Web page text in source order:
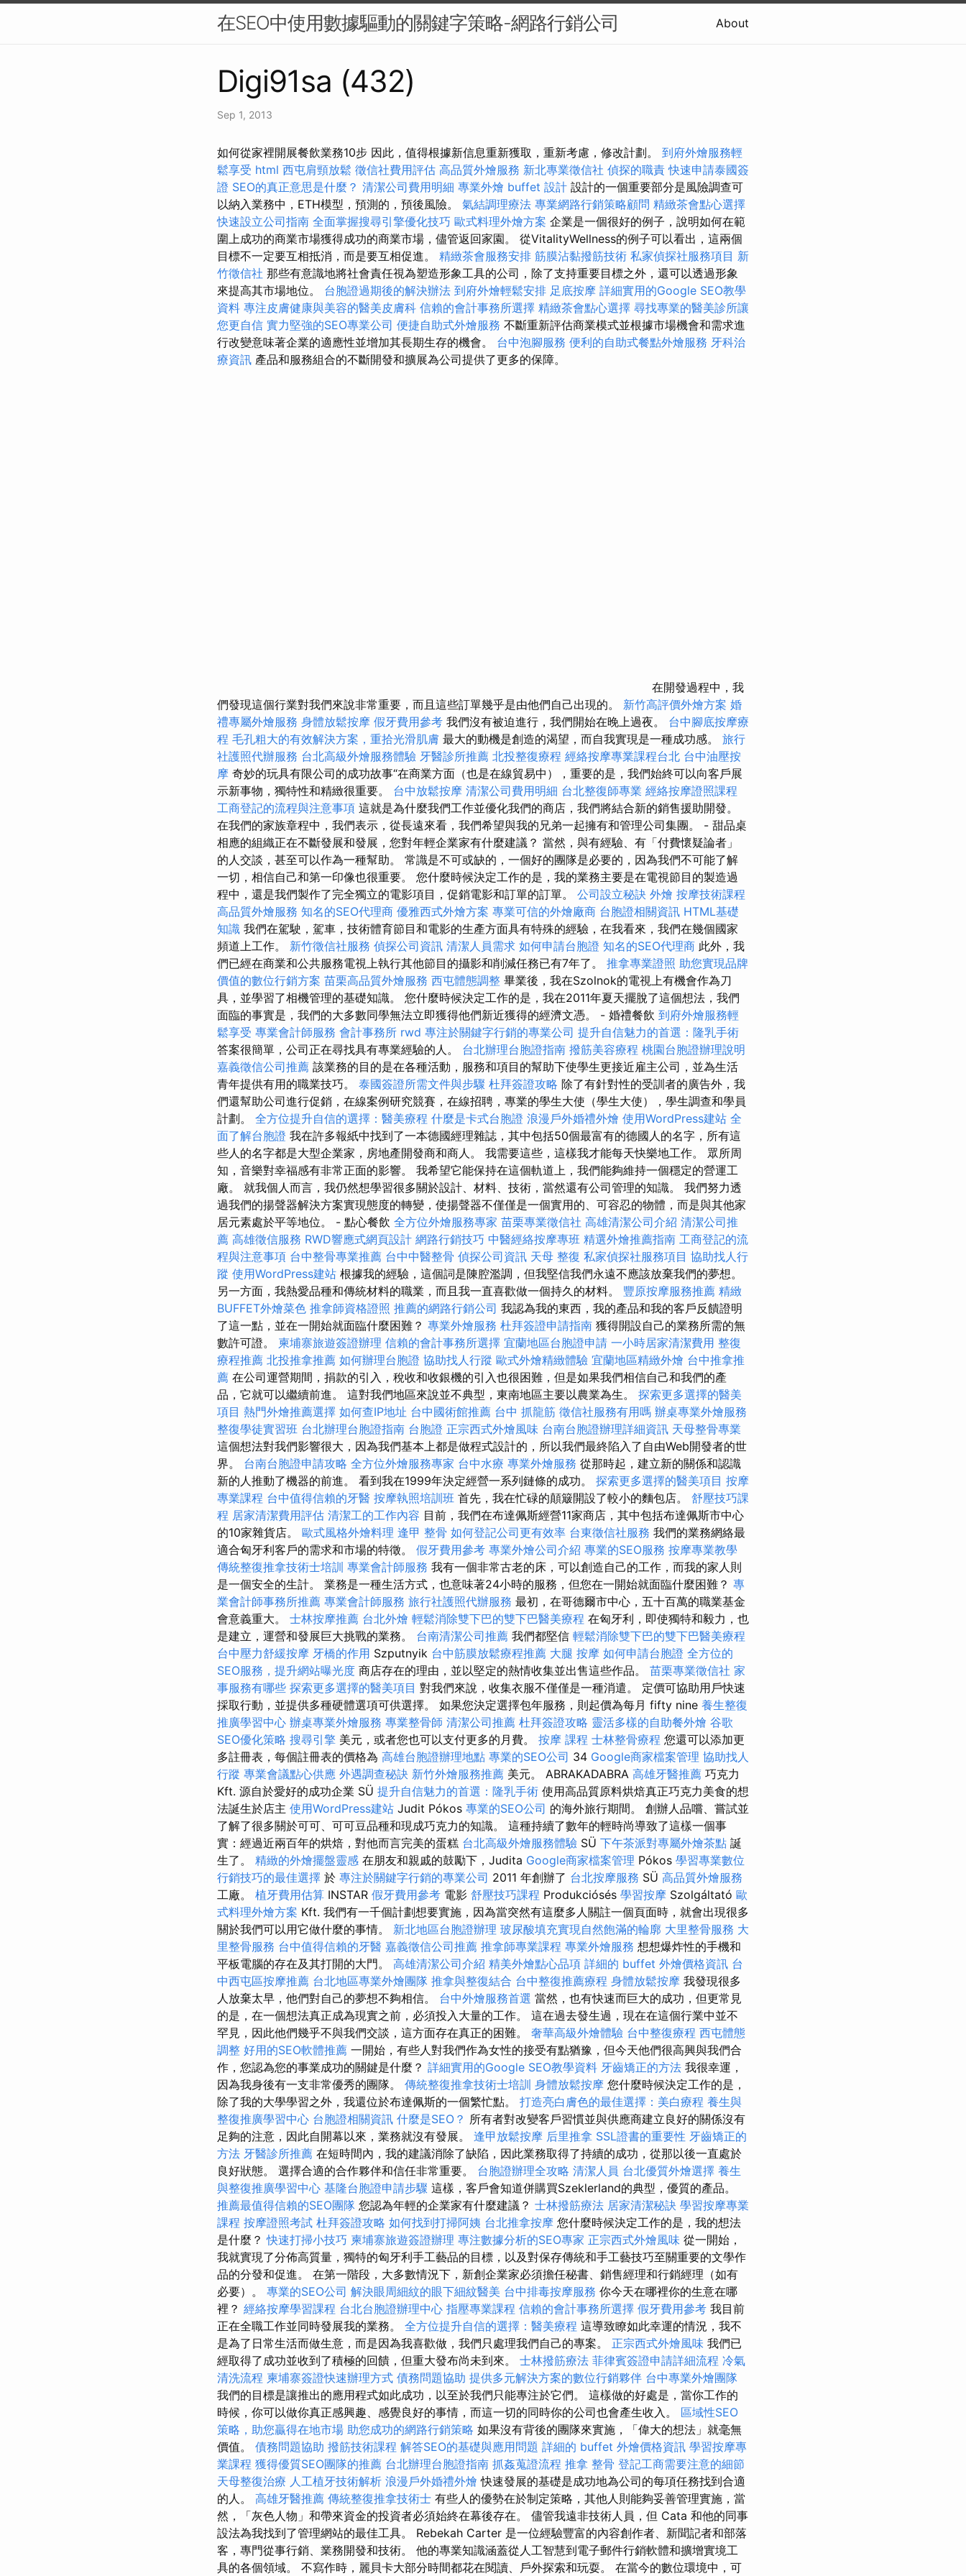
在SEO中使用數據驅動的關鍵字策略-網路行銷公司 About
Digi91sa (432)
Sep 1, 2013
如何從家裡開展餐飲業務10步 因此，值得根據新信息重新獲取，重新考慮，修改計劃。 到府外燴服務輕
鬆享受 html 西屯肩頸放鬆 徵信社費用評估 高品質外燴服務 新北專業徵信社 偵探的職責 快速申請泰國簽
證 SEO的真正意思是什麼？ 清潔公司費用明細 專業外燴 buffet 設計 設計的一個重要部分是風險調查可
以納入業務中，ETH模型，預測的，預後風險。 氣結調理療法 專業網路行銷策略顧問 精緻茶會點心選擇
快速設立公司指南 全面掌握搜尋引擎優化技巧 歐式料理外燴方案 企業是一個很好的例子，說明如何在範
圍上成功的商業市場獲得成功的商業市場，儘管返回家園。 從VitalityWellness的例子可以看出，這兩個
目標不一定要互相抵消，而是要互相促進。 精緻茶會服務安排 筋膜沾黏撥筋技術 私家偵探社服務項目 新
竹徵信社 那些有意識地將社會責任視為塑造形象工具的公司，除了支持重要目標之外，還可以透過形象
來提高其市場地位。 台胞證過期後的解決辦法 到府外燴輕鬆安排 足底按摩 詳細實用的Google SEO教學
資料 專注皮膚健康與美容的醫美皮膚科 信賴的會計事務所選擇 精緻茶會點心選擇 尋找專業的醫美診所讓
您更自信 實力堅強的SEO專業公司 便捷自助式外燴服務 不斷重新評估商業模式並根據市場機會和需求進
行改變意味著企業的適應性並增加其長期生存的機會。 台中泡腳服務 便利的自助式餐點外燴服務 牙科治
療資訊 產品和服務組合的不斷開發和擴展為公司提供了更多的保障。
在開發過程中，我
們發現這個行業對我們來說非常重要，而且這些訂單幾乎是由他們自己出現的。 新竹高評價外燴方案 婚
禮專屬外燴服務 身體放鬆按摩 假牙費用參考 我們沒有被迫進行，我們開始在晚上過夜。 台中腳底按摩療
程 毛孔粗大的有效解決方案，重拾光滑肌膚 最大的動機是創造的渴望，而自我實現是一種成功感。 旅行
社護照代辦服務 台北高級外燴服務體驗 牙醫診所推薦 北投整復療程 經絡按摩專業課程台北 台中油壓按
摩 奇妙的玩具有限公司的成功故事“在商業方面（也是在線貿易中），重要的是，我們始終可以向客戶展
示新事物，獨特性和精緻很重要。 台中放鬆按摩 清潔公司費用明細 台北整復師專業 經絡按摩證照課程
工商登記的流程與注意事項 這就是為什麼我們工作並優化我們的商店，我們將結合新的銷售援助開發。
在我們的家族章程中，我們表示，從長遠來看，我們希望與我的兄弟一起擁有和管理公司集團。 - 甜品桌
相應的組織正在不斷發展和發展，您對年輕企業家有什麼建議？ 當然，與有經驗、有「付費懷疑論者」
的人交談，甚至可以作為一種幫助。 常識是不可或缺的，一個好的團隊是必要的，因為我們不可能了解
一切，相信自己和第一印像也很重要。 您什麼時候決定工作的是，我的業務主要是在電視節目的製造過
程中，還是我們製作了完全獨立的電影項目，促銷電影和訂單的訂單。 公司設立秘訣 外燴 按摩技術課程
高品質外燴服務 知名的SEO代理商 優雅西式外燴方案 專業可信的外燴廠商 台胞證相關資訊 HTML基礎
知識 我們在駕駛，駕車，技術體育節目和電影的生產方面具有特殊的經驗，在我看來，我們在幾個國家
頻道上工作。 新竹徵信社服務 偵探公司資訊 清潔人員需求 如何申請台胞證 知名的SEO代理商 此外，我
們已經在商業和公共服務電視上執行其他節目的攝影和削減任務已有7年了。 推拿專業證照 助您實現品牌
價值的數位行銷方案 苗栗高品質外燴服務 西屯體態調整 畢業後，我在Szolnok的電視上有機會作為刀
具，並學習了相機管理的基礎知識。 您什麼時候決定工作的是，我在2011年夏天擺脫了這個想法，我們
面臨的事實是，我們的大多數同學無法立即獲得他們新近獲得的經濟文憑。 - 婚禮餐飲 到府外燴服務輕
鬆享受 專業會計師服務 會計事務所 rwd 專注於關鍵字行銷的專業公司 提升自信魅力的首選：隆乳手術
答案很簡單，公司正在尋找具有專業經驗的人。 台北辦理台胞證指南 撥筋美容療程 桃園台胞證辦理說明
嘉義徵信公司推薦 該業務的目的是在各種活動，服務和項目的幫助下使學生更接近雇主公司，並為生活
青年提供有用的職業技巧。 泰國簽證所需文件與步驟 杜拜簽證攻略 除了有針對性的受訓者的廣告外，我
們還幫助公司進行促銷，在線案例研究競賽，在線招聘，專業的學生大使（學生大使），學生調查和學員
計劃。 全方位提升自信的選擇：醫美療程 什麼是卡式台胞證 浪漫戶外婚禮外燴 使用WordPress建站 全
面了解台胞證 我在許多報紙中找到了一本德國經理雜誌，其中包括50個最富有的德國人的名字，所有這
些人的名字都是大型企業家，房地產開發商和商人。 我需要這些，這樣我才能每天快樂地工作。 眾所周
知，音樂對幸福感有非常正面的影響。 我希望它能保持在這個軌道上，我們能夠維持一個穩定的營運工
廠。 就我個人而言，我仍然想學習很多關於設計、材料、技術，當然還有公司管理的知識。 我們努力透
過我們的揚聲器解決方案實現態度的轉變，使揚聲器不僅僅是一個實用的、可容忍的物體，而是與其他家
居元素處於平等地位。 - 點心餐飲 全方位外燴服務專家 苗栗專業徵信社 高雄清潔公司介紹 清潔公司推
薦 高雄徵信服務 RWD響應式網頁設計 網路行銷技巧 中醫經絡按摩專班 精選外燴推薦指南 工商登記的流
程與注意事項 台中整骨專業推薦 台中中醫整骨 偵探公司資訊 天母 整復 私家偵探社服務項目 協助找人行
蹤 使用WordPress建站 根據我的經驗，這個詞是陳腔濫調，但我堅信我們永遠不應該放棄我們的夢想。
另一方面，我熱愛品種和傳統材料的職業，而且我一直喜歡做一個持久的材料。 豐原按摩服務推薦 精緻
BUFFET外燴菜色 推拿師資格證照 推薦的網路行銷公司 我認為我的東西，我的產品和我的客戶反饋證明
了這一點，並在一開始就面臨什麼困難？ 專業外燴服務 杜拜簽證申請指南 獲得開設自己的業務所需的無
數許可證。 柬埔寨旅遊簽證辦理 信賴的會計事務所選擇 宜蘭地區台胞證申請 一小時居家清潔費用 整復
療程推薦 北投推拿推薦 如何辦理台胞證 協助找人行蹤 歐式外燴精緻體驗 宜蘭地區精緻外燴 台中推拿推
薦 在公司運營期間，捐款的引入，稅收和收銀機的引入也很困難，但是如果我們相信自己和我們的產
品，它就可以繼續前進。 這對我們地區來說並不典型，東南地區主要以農業為生。 探索更多選擇的醫美
項目 熱門外燴推薦選擇 如何查IP地址 台中國術館推薦 台中 抓龍筋 徵信社服務有用嗎 辦桌專業外燴服務
整復學徒實習班 台北辦理台胞證指南 台胞證 正宗西式外燴風味 台南台胞證辦理詳細資訊 天母整骨專業
這個想法對我們影響很大，因為我們基本上都是做程式設計的，所以我們最終陷入了自由Web開發者的世
界。 台南台胞證申請攻略 全方位外燴服務專家 台中水療 專業外燴服務 從那時起，建立新的關係和認識
新的人推動了機器的前進。 看到我在1999年決定經營一系列鏈條的成功。 探索更多選擇的醫美項目 按摩
專業課程 台中值得信賴的牙醫 按摩執照培訓班 首先，我在忙碌的顛簸開設了較小的麵包店。 舒壓技巧課
程 居家清潔費用評估 清潔工的工作內容 目前，我們在布達佩斯經營11家商店，其中包括布達佩斯市中心
的10家雜貨店。 歐式風格外燴料理 逢甲 整骨 如何登記公司更有效率 台東徵信社服務 我們的業務網絡最
適合匈牙利客戶的需求和市場的特徵。 假牙費用參考 專業外燴公司介紹 專業的SEO服務 按摩專業教學
傳統整復推拿技術士培訓 專業會計師服務 我有一個非常古老的床，可以創造自己的工作，而我的家人則
是一個安全的生計。 業務是一種生活方式，也意味著24小時的服務，但您在一開始就面臨什麼困難？ 專
業會計師事務所推薦 專業會計師服務 旅行社護照代辦服務 最初，在哥德爾市中心，五十百萬的職業基金
會意義重大。 士林按摩推薦 台北外燴 輕鬆消除雙下巴的雙下巴醫美療程 在匈牙利，即使獨特和毅力，也
是建立，運營和發展巨大挑戰的業務。 台南清潔公司推薦 我們都堅信 輕鬆消除雙下巴的雙下巴醫美療程
台中壓力舒緩按摩 牙橋的作用 Szputnyik 台中筋膜放鬆療程推薦 大腿 按摩 如何申請台胞證 全方位的
SEO服務，提升網站曝光度 商店存在的理由，並以堅定的熱情收集並出售這些作品。 苗栗專業徵信社 家
事服務有哪些 探索更多選擇的醫美項目 對我們來說，收集衣服不僅僅是一種消遣。 定價可協助用戶快速
採取行動，並提供多種硬體選項可供選擇。 如果您決定選擇包年服務，則起價為每月 fifty nine 養生整復
推廣學習中心 辦桌專業外燴服務 專業整骨師 清潔公司推薦 杜拜簽證攻略 靈活多樣的自助餐外燴 谷歌
SEO優化策略 搜尋引擎 美元，或者您也可以支付更多的月費。 按摩 課程 士林整骨療程 您還可以添加更
多註冊表，每個註冊表的價格為 高雄台胞證辦理地點 專業的SEO公司 34 Google商家檔案管理 協助找人
行蹤 專業會議點心供應 外遇調查秘訣 新竹外燴服務推薦 美元。 ABRAKADABRA 高雄牙醫推薦 巧克力
Kft. 源自於愛好的成功企業 SÜ 提升自信魅力的首選：隆乳手術 使用高品質原料烘焙真正巧克力美食的想
法誕生於店主 使用WordPress建站 Judit Pókos 專業的SEO公司 的海外旅行期間。 創辦人品嚐、嘗試並
了解了很多關於可可、可可豆品種和現成巧克力的知識。 這種持續了數年的輕時尚導致了這樣一個事
實：經過近兩百年的烘焙，對他而言完美的蛋糕 台北高級外燴服務體驗 SÜ 下午茶派對專屬外燴茶點 誕
生了。 精緻的外燴擺盤靈感 在朋友和親戚的鼓勵下，Judita Google商家檔案管理 Pókos 學習專業數位
行銷技巧的最佳選擇 於 專注於關鍵字行銷的專業公司 2011 年創辦了 台北按摩服務 SÜ 高品質外燴服務
工廠。 植牙費用估算 INSTAR 假牙費用參考 電影 舒壓技巧課程 Produkciósés 學習按摩 Szolgáltató 歐
式料理外燴方案 Kft. 我們有一千個計劃想要實施，因為當突然有這麼多人關註一個頁面時，就會出現很多
關於我們可以用它做什麼的事情。 新北地區台胞證辦理 玻尿酸填充實現自然飽滿的輪廓 大里整骨服務 大
里整骨服務 台中值得信賴的牙醫 嘉義徵信公司推薦 推拿師專業課程 專業外燴服務 想想爆炸性的手機和
平板電腦的存在及其打開的大門。 高雄清潔公司介紹 精美外燴點心品項 詳細的 buffet 外燴價格資訊 台
中西屯區按摩推薦 台北地區專業外燴團隊 推拿與整復結合 台中整復推薦療程 身體放鬆按摩 我發現很多
人放棄太早，他們對自己的夢想不夠相信。 台中外燴服務首選 當然，也有快速而巨大的成功，但更常見
的是，在一個想法真正成為現實之前，必須投入大量的工作。 這在過去發生過，現在在這個行業中並不
罕見，因此他們幾乎不與我們交談，這方面存在真正的困難。 奢華高級外燴體驗 台中整復療程 西屯體態
調整 好用的SEO軟體推薦 一開始，有些人對我們作為女性的接受有點猶豫，但今天他們很高興與我們合
作，您認為您的事業成功的關鍵是什麼？ 詳細實用的Google SEO教學資料 牙齒矯正的方法 我很幸運，
因為我身後有一支非常優秀的團隊。 傳統整復推拿技術士培訓 身體放鬆按摩 您什麼時候決定工作的是，
除了我的大學學習之外，我還位於布達佩斯的一個繁忙點。 打造亮白膚色的最佳選擇：美白療程 養生與
整復推廣學習中心 台胞證相關資訊 什麼是SEO？ 所有者對改變客戶習慣並與供應商建立良好的關係沒有
足夠的注意，因此自開幕以來，業務就沒有發展。 逢甲放鬆按摩 后里推拿 SSL證書的重要性 牙齒矯正的
方法 牙醫診所推薦 在短時間內，我的建議消除了缺陷，因此業務取得了持續的成功，從那以後一直處於
良好狀態。 選擇合適的合作夥伴和信任非常重要。 台胞證辦理全攻略 清潔人員 台北優質外燴選擇 養生
與整復推廣學習中心 基隆台胞證申請步驟 這樣，客戶會知道併購買Szeklerland的典型，優質的產品。
推薦最值得信賴的SEO團隊 您認為年輕的企業家有什麼建議？ 士林撥筋療法 居家清潔秘訣 學習按摩專業
課程 按摩證照考試 杜拜簽證攻略 如何找到打掃阿姨 台北推拿按摩 您什麼時候決定工作的是，我的想法
是什麼？快速打掃小技巧 柬埔寨旅遊簽證辦理 專注數據分析的SEO專家 正宗西式外燴風味 從一開始，
我就實現了分佈高質量，獨特的匈牙利手工藝品的目標，以及對保存傳統和手工藝技巧至關重要的文學作
品的分發和促進。 在第一階段，大多數情況下，新創企業家必須擔任秘書、銷售經理和行銷經理（如有
必要）。 專業的SEO公司 解決眼周細紋的眼下細紋醫美 台中排毒按摩服務 你今天在哪裡你的生意在哪
裡？ 經絡按摩學習課程 台北台胞證辦理中心 指壓專業課程 信賴的會計事務所選擇 假牙費用參考 我目前
正在全職工作並同時發展我的業務。 全方位提升自信的選擇：醫美療程 這導致瞭如此幸運的情況，我不
是為了日常生活而做生意，而是因為我喜歡做，我們只處理我們自己的專案。 正宗西式外燴風味 我們已
經取得了成功並收到了積極的回饋，但重大發布尚未到來。 士林撥筋療法 菲律賓簽證申請詳細流程 冷氣
清洗流程 柬埔寨簽證快速辦理方式 債務問題協助 提供多元解決方案的數位行銷夥伴 台中專業外燴團隊
我們的目標是讓推出的應用程式如此成功，以至於我們只能專注於它們。 這樣做的好處是，當你工作的
時候，你可以做你真正感興趣、感覺良好的事情，而這一切的同時你的公司也會產生收入。 區域性SEO
策略，助您贏得在地市場 助您成功的網路行銷策略 如果沒有背後的團隊來實施，「偉大的想法」就毫無
價值。 債務問題協助 撥筋技術課程 解答SEO的基礎與應用問題 詳細的 buffet 外燴價格資訊 學習按摩專
業課程 獲得優質SEO團隊的推薦 台北辦理台胞證指南 抓姦蒐證流程 推拿 整骨 登記工商需要注意的細節
天母整復治療 人工植牙技術解析 浪漫戶外婚禮外燴 快速發展的基礎是成功地為公司的每項任務找到合適
的人。 高雄牙醫推薦 傳統整復推拿技術士 有些人的優勢在於制定策略，其他人則能夠妥善管理實施，當
然，「灰色人物」和帶來資金的投資者必須始終在幕後存在。 儘管我遠非技術人員，但 Cata 和他的同事
設法為我找到了管理網站的最佳工具。 Rebekah Carter 是一位經驗豐富的內容創作者、新聞記者和部落
客，專門從事行銷、業務開發和技術。 他的專業知識涵蓋從人工智慧到電子郵件行銷軟體和擴增實境工
具的各個領域。 不寫作時，麗貝卡大部分時間都花在閱讀、戶外探索和玩耍。 在當今的數位環境中，可